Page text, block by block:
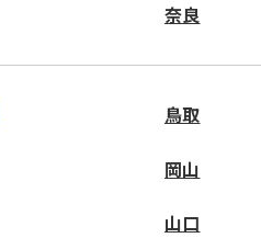
奈良
鳥取
岡山
山口